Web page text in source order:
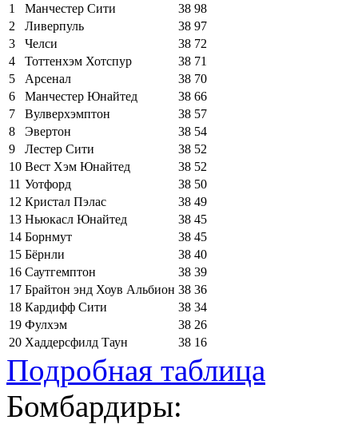
1
Манчестер Сити 38 98
2
Ливерпуль 38 97
3
Челси 38 72
4
Тоттенхэм Хотспур 38 71
5
Арсенал 38 70
6
Манчестер Юнайтед 38 66
7
Вулверхэмптон 38 57
8
Эвертон 38 54
9
Лестер Сити 38 52
10 Вест Хэм Юнайтед 38 52
11 Уотфорд 38 50
12 Кристал Пэлас 38 49
13 Ньюкасл Юнайтед 38 45
14 Борнмут 38 45
15 Бёрнли 38 40
16 Саутгемптон 38 39
17 Брайтон энд Хоув Альбион 38 36
18 Кардифф Сити 38 34
19 Фулхэм 38 26
20 Хаддерсфилд Таун 38 16
Подробная таблица
Бомбардиры: